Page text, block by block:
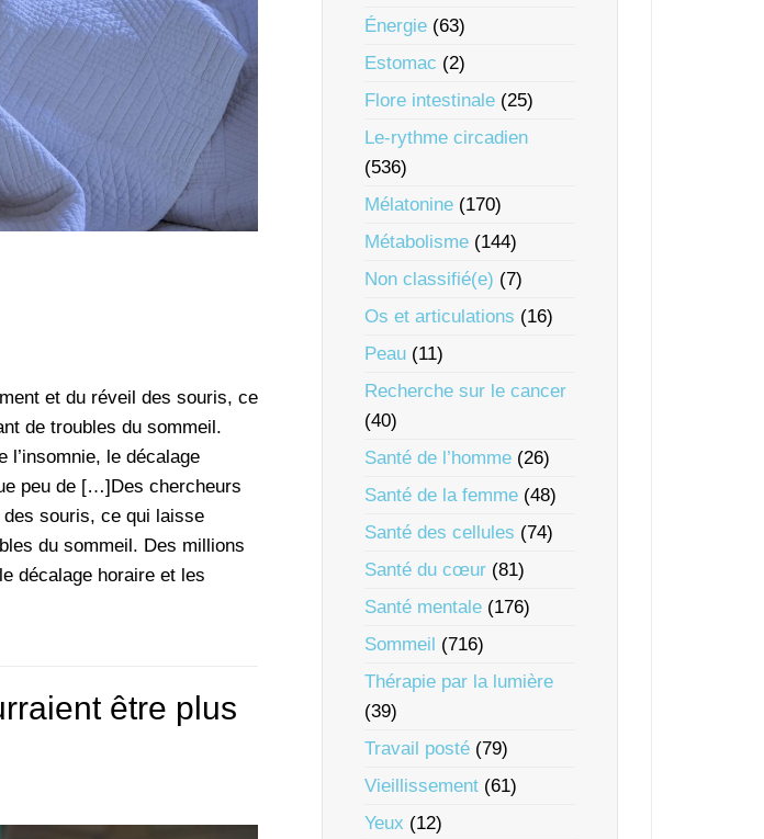
et du réveil des souris, ce
de troubles du sommeil.
l’insomnie, le décalage
peu de […]Des chercheurs
souris, ce qui laisse
du sommeil. Des millions
décalage horaire et les
être plus
Énergie (63)
Estomac (2)
Flore intestinale (25)
Le-rythme circadien
(536)
Mélatonine (170)
Métabolisme (144)
Non classifié(e) (7)
Os et articulations (16)
Peau (11)
Recherche sur le cancer
(40)
Santé de l’homme (26)
Santé de la femme (48)
Santé des cellules (74)
Santé du cœur (81)
Santé mentale (176)
Sommeil (716)
Thérapie par la lumière
(39)
Travail posté (79)
Vieillissement (61)
Yeux (12)